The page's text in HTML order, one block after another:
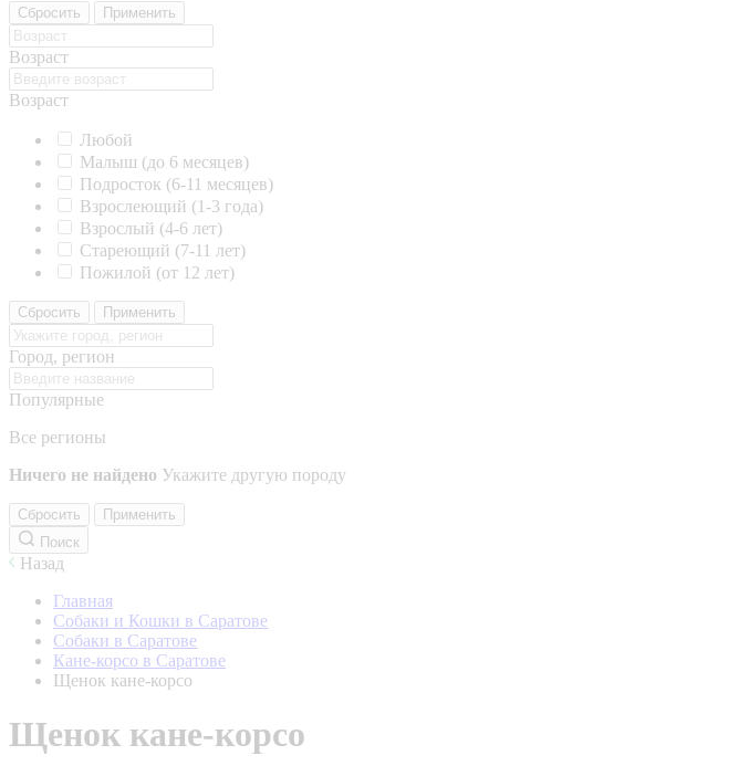
Сбросить Применить
Возраст
Возраст
Любой
Малыш (до 6 месяцев)
Подросток (6-11 месяцев)
Взрослеющий (1-3 года)
Взрослый (4-6 лет)
Стареющий (7-11 лет)
Пожилой (от 12 лет)
Сбросить Применить
Город, регион
Популярные
Все регионы
Ничего не найдено Укажите другую породу
Сбросить
Применить
Поиск
Назад
Главная
Собаки и Кошки в Саратове
Собаки в Саратове
Кане-корсо в Саратове
Щенок кане-корсо
Щенок кане-корсо